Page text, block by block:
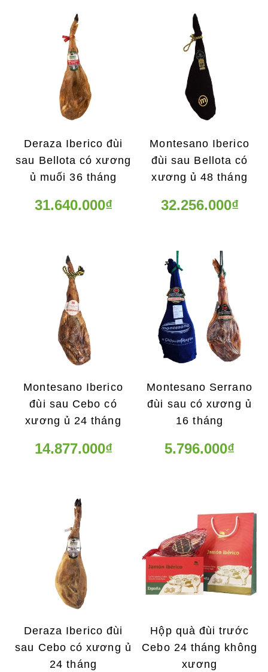
Deraza Iberico đùi
sau Bellota có xương
ủ muối 36 tháng
31.640.000₫
Montesano Iberico
đùi sau Bellota có
xương ủ 48 tháng
32.256.000₫
Montesano Iberico
đùi sau Cebo có
xương ủ 24 tháng
14.877.000₫
Montesano Serrano
đùi sau có xương ủ
16 tháng
5.796.000₫
Deraza Iberico đùi
sau Cebo có xương ủ
24 tháng
Hộp quà đùi trước
Cebo 24 tháng không
xương